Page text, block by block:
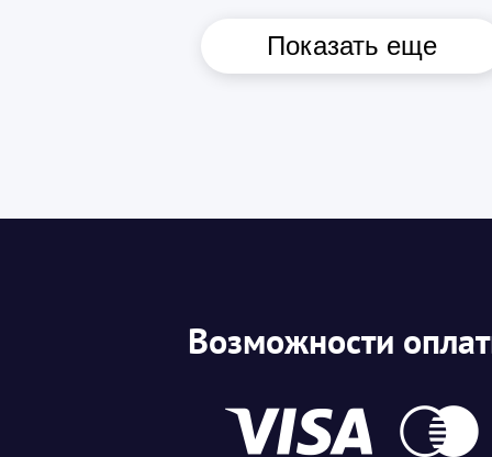
Показать еще
Возможности